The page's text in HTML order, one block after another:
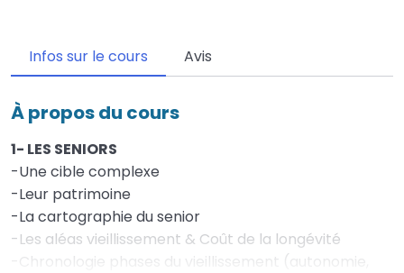
Infos sur le cours Avis
À propos du cours
1- LES SENIORS
-Une cible complexe
-Leur patrimoine
-La cartographie du senior
-Les aléas vieillissement & Coût de la longévité
-Chronologie phases du vieillissement (autonomie,